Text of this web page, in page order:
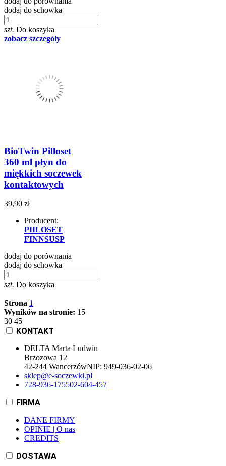
dodaj do schowka
szt. Do koszyka
zobacz szczegóły
BioTwin Pilloset
360 ml płyn do
miękkich soczewek
kontaktowych
39,90 zł
Producent:
PIILOSET
FINNSUSP
dodaj do porównania
dodaj do schowka
szt. Do koszyka
Strona 1
Wyników na stronie: 15
30 45
KONTAKT
DELTA Marta Ludwin
Brzozowa 12
42-244 WancerzówNIP: 949-036-02-06
sklep@e-soczewki.pl
728-936-175502-604-457
FIRMA
DANE FIRMY
OPINIE | O nas
CREDITS
DOSTAWA